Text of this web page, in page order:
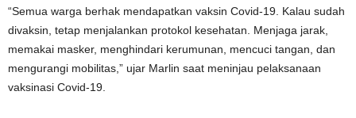
“Semua warga berhak mendapatkan vaksin Covid-19. Kalau sudah
divaksin, tetap menjalankan protokol kesehatan. Menjaga jarak,
memakai masker, menghindari kerumunan, mencuci tangan, dan
mengurangi mobilitas,” ujar Marlin saat meninjau pelaksanaan
vaksinasi Covid-19.